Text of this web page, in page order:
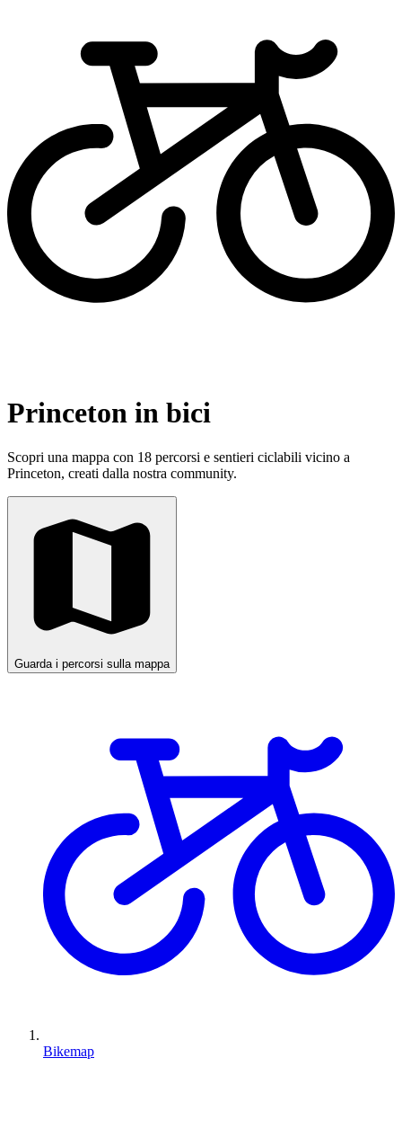
Princeton in bici
Scopri una mappa con 18 percorsi e sentieri ciclabili vicino a
Princeton, creati dalla nostra community.
Guarda i percorsi sulla mappa
Bikemap